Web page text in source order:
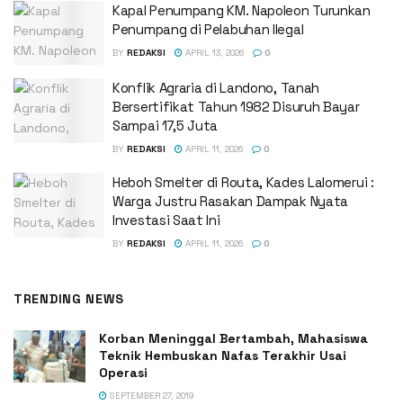
Kapal Penumpang KM. Napoleon Turunkan
Penumpang di Pelabuhan Ilegal
BY REDAKSI APRIL 13, 2026 0
Konflik Agraria di Landono, Tanah
Bersertifikat Tahun 1982 Disuruh Bayar
Sampai 17,5 Juta
BY REDAKSI APRIL 11, 2026 0
Heboh Smelter di Routa, Kades Lalomerui :
Warga Justru Rasakan Dampak Nyata
Investasi Saat Ini
BY REDAKSI APRIL 11, 2026 0
TRENDING NEWS
Korban Meninggal Bertambah, Mahasiswa
Teknik Hembuskan Nafas Terakhir Usai
Operasi
SEPTEMBER 27, 2019